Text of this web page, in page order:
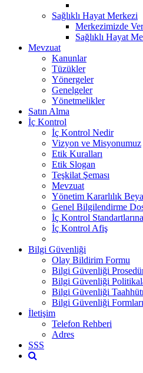
Sağlıklı Hayat Merkezi
Merkezimizde
Sağlıklı Hayat
Mevzuat
Kanunlar
Tüzükler
Yönergeler
Genelgeler
Yönetmelikler
Satın Alma
İç Kontrol
İç Kontrol Nedir
Vizyon ve Misyonumuz
Etik Kuralları
Etik Slogan
Teşkilat Şeması
Mevzuat
Yönetim Kararlılık
Genel Bilgilendirme
İç Kontrol
İç Kontrol Afiş
Bilgi Güvenliği
Olay Bildirim Formu
Bilgi Güvenliği
Bilgi Güvenliği
Bilgi Güvenliği
Bilgi Güvenliği Formları
İletişim
Telefon Rehberi
Adres
SSS